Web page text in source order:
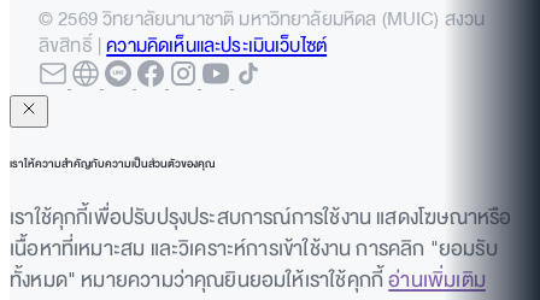
© 2569 วิทยาลัยนานาชาติ มหาวิทยาลัยมหิดล (MUIC) สงวน
ลิขสิทธิ์ |ความคิดเห็นและประเมินเว็บไซต์
เราให้ความสำคัญกับความเป็นส่วนตัวของคุณ
เราใช้คุกกี้เพื่อปรับปรุงประสบการณ์การใช้งาน แสดงโฆษณาหรือ
เนื้อหาที่เหมาะสม และวิเคราะห์การเข้าใช้งาน การคลิก "ยอมรับ
ทั้งหมด" หมายความว่าคุณยินยอมให้เราใช้คุกกี้อ่านเพิ่มเติม